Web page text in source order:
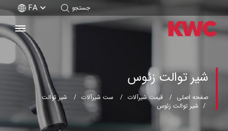
جستجو FA
شیر توالت زئوس
صفحه اصلی قیمت شیرآلات ست شیرآلات
شیر توالت
شیر توالت زئوس